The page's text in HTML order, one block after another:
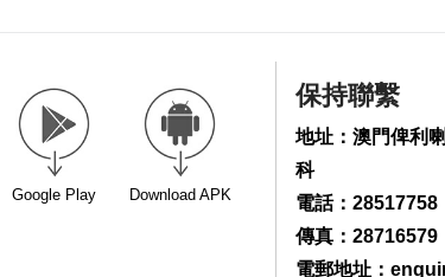
Google Play Download APK
保持聯繫
地址：澳門俾利
科
電話：28517758
傳真：28716579
電郵地址：